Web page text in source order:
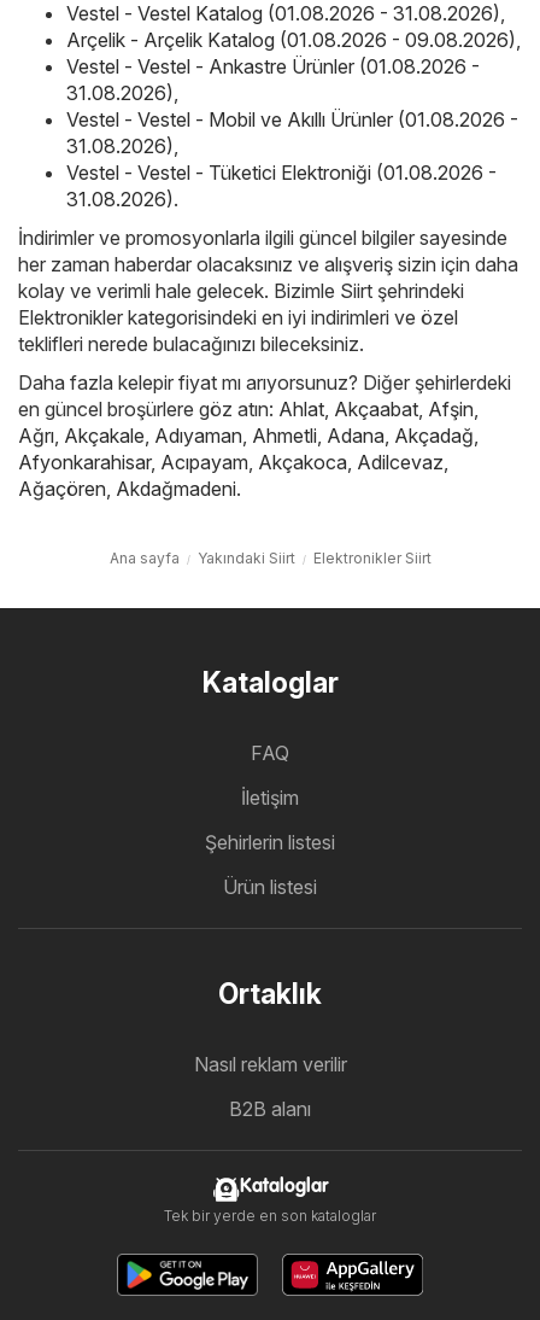
Vestel - Vestel Katalog (01.08.2026 - 31.08.2026),
Arçelik - Arçelik Katalog (01.08.2026 - 09.08.2026),
Vestel - Vestel - Ankastre Ürünler (01.08.2026 -
31.08.2026),
Vestel - Vestel - Mobil ve Akıllı Ürünler (01.08.2026 -
31.08.2026),
Vestel - Vestel - Tüketici Elektroniği (01.08.2026 -
31.08.2026).
İndirimler ve promosyonlarla ilgili güncel bilgiler sayesinde
her zaman haberdar olacaksınız ve alışveriş sizin için daha
kolay ve verimli hale gelecek. Bizimle Siirt şehrindeki
Elektronikler kategorisindeki en iyi indirimleri ve özel
teklifleri nerede bulacağınızı bileceksiniz.
Daha fazla kelepir fiyat mı arıyorsunuz? Diğer şehirlerdeki
en güncel broşürlere göz atın: Ahlat, Akçaabat, Afşin,
Ağrı, Akçakale, Adıyaman, Ahmetli, Adana, Akçadağ,
Afyonkarahisar, Acıpayam, Akçakoca, Adilcevaz,
Ağaçören, Akdağmadeni.
Ana sayfa Yakındaki Siirt Elektronikler Siirt
Kataloglar
FAQ
İletişim
Şehirlerin listesi
Ürün listesi
Ortaklık
Nasıl reklam verilir
B2B alanı
Kataloglar
Tek bir yerde en son kataloglar